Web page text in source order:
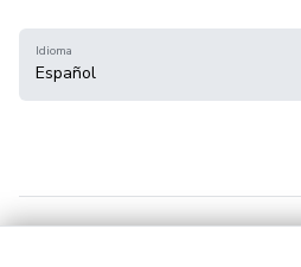
Idioma
Español